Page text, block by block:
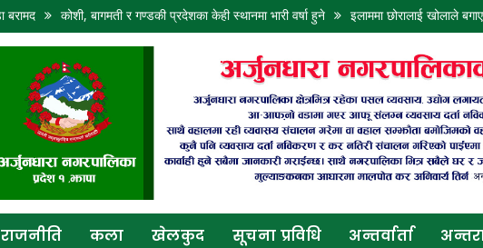
कोशी, बागमती र गण्डकी प्रदेशका केही स्थानमा भारी वर्षा हुने इलाममा छोरालाई खोलाले बगाएकाे खबरले
राजनीति कला खेलकुद सूचना प्रविधि अन्तर्वार्ता